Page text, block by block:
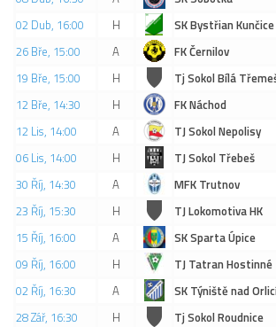
Fotbalová školka
Kontakty
Vzkazy
Bazárek
02 Dub, 16:00
H SK Bystřian Kunčice
26 Bře, 15:00
A FK Černilov
19 Bře, 15:00
H Tj Sokol Bílá
12 Bře, 14:30
H FK Náchod
12 Lis, 14:00
A TJ Sokol Nepolisy
06 Lis, 14:00
H TJ Sokol Třebeš
30 Říj, 14:30
A MFK Trutnov
23 Říj, 15:30
H TJ Lokomotiva HK
15 Říj, 16:00
A SK Sparta Úpice
09 Říj, 16:00
H TJ Tatran Hostinné
02 Říj, 16:30
A SK Týniště nad
28 Zář, 16:30
H Tj Sokol Roudnice